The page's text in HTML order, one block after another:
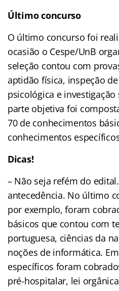
Último concurso
O último concurso foi
ocasião o Cespe/UnB
seleção contou com
aptidão física, inspeção
psicológica e
parte objetiva foi
70 de conhecimentos
conhecimentos
Dicas!
– Não seja refém do
antecedência. No último
por exemplo, foram
básicos que contou com
portuguesa, ciências da
noções de informática.
específicos foram
pré-hospitalar, lei